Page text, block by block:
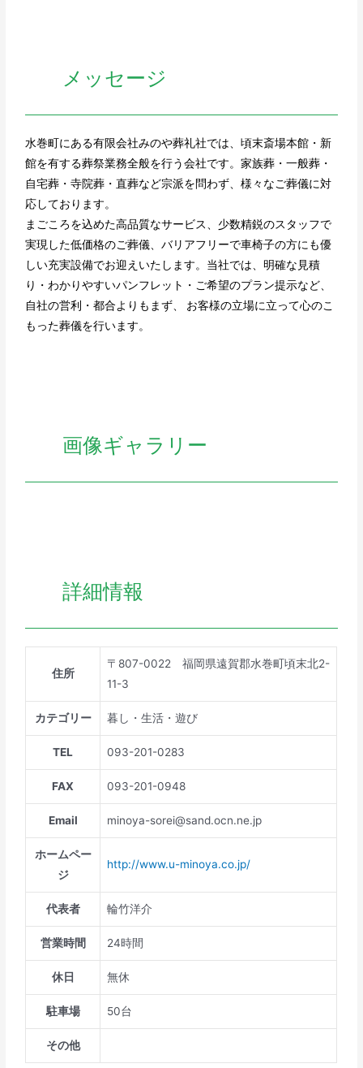
メッセージ
水巻町にある有限会社みのや葬礼社では、頃末斎場本館・新
館を有する葬祭業務全般を行う会社です。家族葬・一般葬・
自宅葬・寺院葬・直葬など宗派を問わず、様々なご葬儀に対
応しております。
まごころを込めた高品質なサービス、少数精鋭のスタッフで
実現した低価格のご葬儀、バリアフリーで車椅子の方にも優
しい充実設備でお迎えいたします。当社では、明確な見積
り・わかりやすいパンフレット・ご希望のプラン提示など、
自社の営利・都合よりもまず、 お客様の立場に立って心のこ
もった葬儀を行います。
画像ギャラリー
詳細情報
住所
〒807-0022 福岡県遠賀郡水巻町頃末北2-
11-3
カテゴリー 暮し・生活・遊び
TEL 093-201-0283
FAX 093-201-0948
Email minoya-sorei@sand.ocn.ne.jp
ホームペー
ジ
http://www.u-minoya.co.jp/
代表者 輪竹洋介
営業時間 24時間
休日 無休
駐車場 50台
その他